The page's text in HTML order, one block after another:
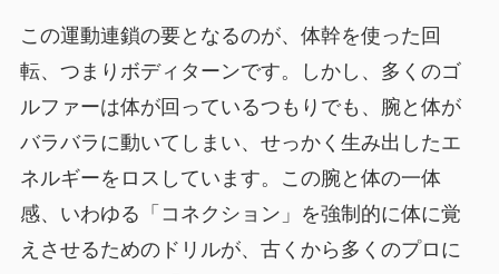
この運動連鎖の要となるのが、体幹を使った回
転、つまりボディターンです。しかし、多くのゴ
ルファーは体が回っているつもりでも、腕と体が
バラバラに動いてしまい、せっかく生み出したエ
ネルギーをロスしています。この腕と体の一体
感、いわゆる「コネクション」を強制的に体に覚
えさせるためのドリルが、古くから多くのプロに